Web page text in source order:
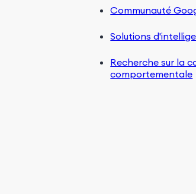
Communauté
Solutions
Recherche sur la
comportementale